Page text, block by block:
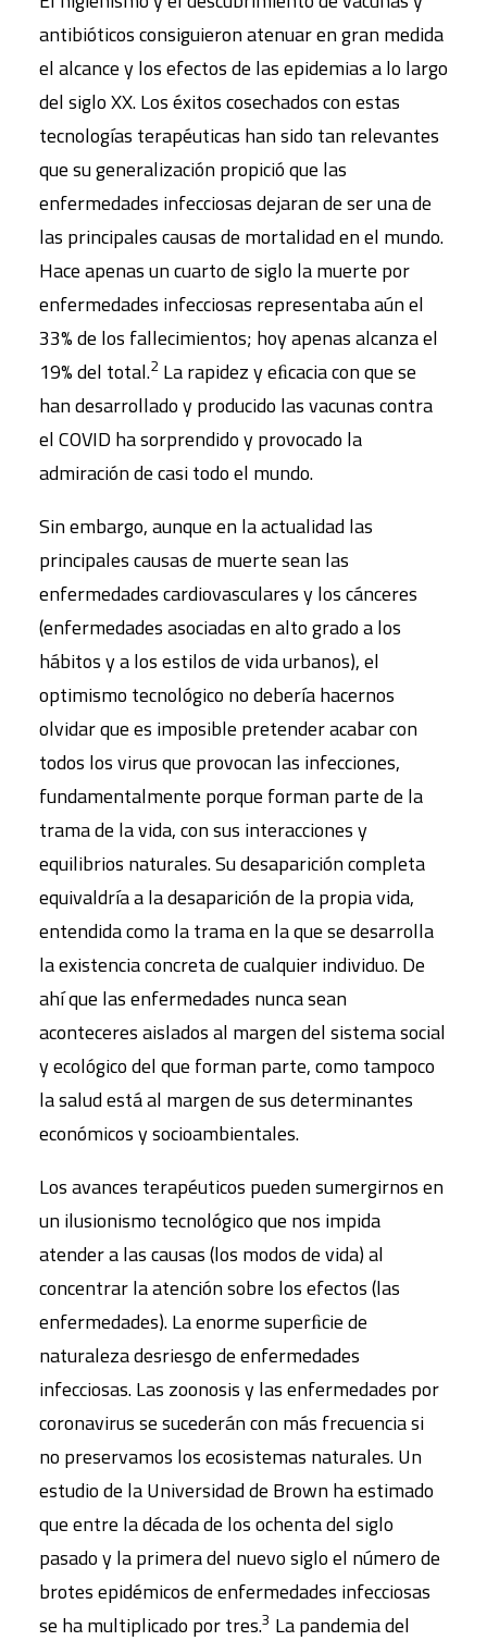
antibióticos consiguieron atenuar en gran medida
el alcance y los efectos de las epidemias a lo largo
del siglo XX. Los éxitos cosechados con estas
tecnologías terapéuticas han sido tan relevantes
que su generalización propició que las
enfermedades infecciosas dejaran de ser una de
las principales causas de mortalidad en el mundo.
Hace apenas un cuarto de siglo la muerte por
enfermedades infecciosas representaba aún el
33% de los fallecimientos; hoy apenas alcanza el
19% del total.2 La rapidez y eﬁcacia con que se
han desarrollado y producido las vacunas contra
el COVID ha sorprendido y provocado la
admiración de casi todo el mundo.
Sin embargo, aunque en la actualidad las
principales causas de muerte sean las
enfermedades cardiovasculares y los cánceres
(enfermedades asociadas en alto grado a los
hábitos y a los estilos de vida urbanos), el
optimismo tecnológico no debería hacernos
olvidar que es imposible pretender acabar con
todos los virus que provocan las infecciones,
fundamentalmente porque forman parte de la
trama de la vida, con sus interacciones y
equilibrios naturales. Su desaparición completa
equivaldría a la desaparición de la propia vida,
entendida como la trama en la que se desarrolla
la existencia concreta de cualquier individuo. De
ahí que las enfermedades nunca sean
aconteceres aislados al margen del sistema social
y ecológico del que forman parte, como tampoco
la salud está al margen de sus determinantes
económicos y socioambientales.
Los avances terapéuticos pueden sumergirnos en
un ilusionismo tecnológico que nos impida
atender a las causas (los modos de vida) al
concentrar la atención sobre los efectos (las
enfermedades). La enorme superﬁcie de
naturaleza desriesgo de enfermedades
infecciosas. Las zoonosis y las enfermedades por
coronavirus se sucederán con más frecuencia si
no preservamos los ecosistemas naturales. Un
estudio de la Universidad de Brown ha estimado
que entre la década de los ochenta del siglo
pasado y la primera del nuevo siglo el número de
brotes epidémicos de enfermedades infecciosas
se ha multiplicado por tres.3 La pandemia del